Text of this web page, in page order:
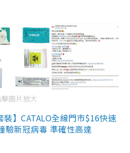
擊圖片放大
】CATALO全線門市$16快速
驗新冠病毒 準確性高達